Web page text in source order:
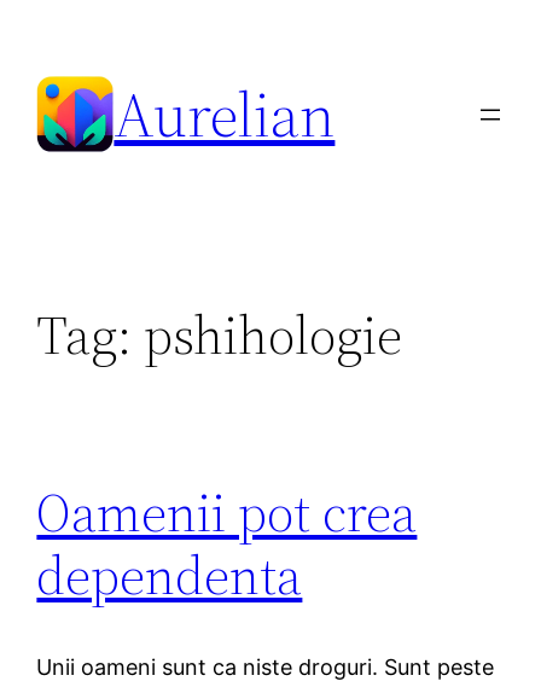
content
Aurelian
Tag: pshihologie
Oamenii pot crea
dependenta
Unii oameni sunt ca niste droguri. Sunt peste